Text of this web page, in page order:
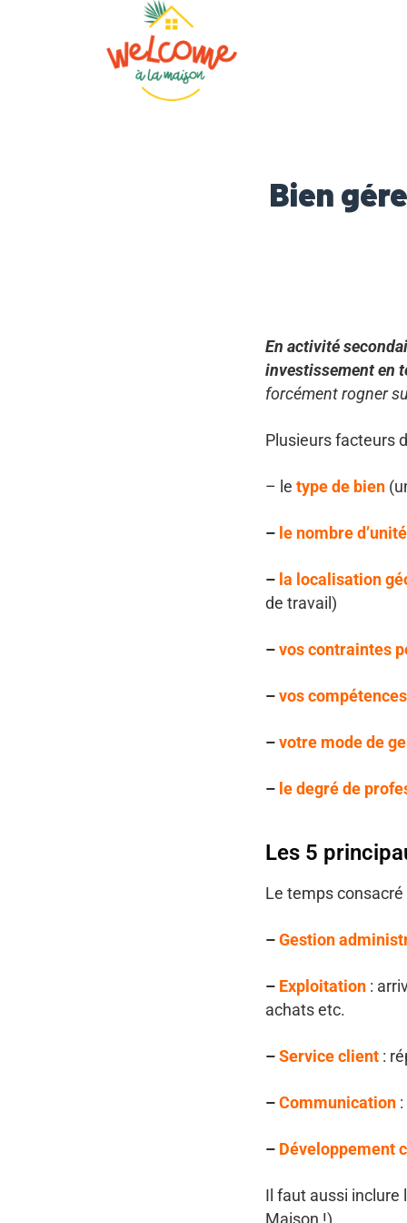
Bien
En activité
investissement en
forcément rogner
Plusieurs facteurs
– le type de bien
– le nombre
– la localisation
de travail)
–vos contraintes
–vos compétences
–votre mode de
– le degré de
Les 5
Le temps
–Gestion
– Exploitation :
achats etc.
–Service client :
–Communication
– Développement
Il faut aussi inclure